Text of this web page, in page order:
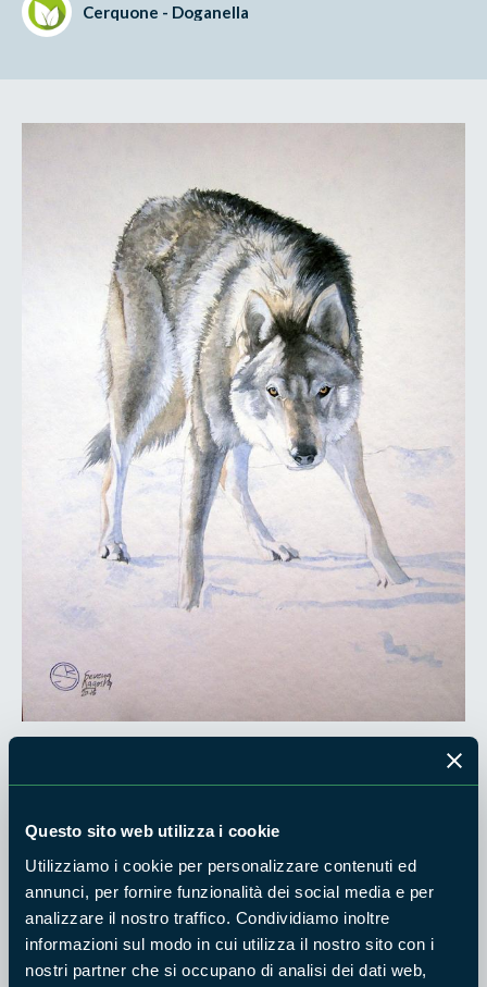
Questo sito web utilizza i cookie
Utilizziamo i cookie per personalizzare contenuti ed
annunci, per fornire funzionalità dei social media e per
analizzare il nostro traffico. Condividiamo inoltre
informazioni sul modo in cui utilizza il nostro sito con i
nostri partner che si occupano di analisi dei dati web,
Cerquone - Doganella
contesto considerando la frammentazione degli habitat
naturali, ci si può imbattere con facilità in incontri o
avvistamenti ravvicinati con esemplari della fauna selvatica.
La prima raccomandazione quando ci imbattiamo in incontri
con gli animali selvatici, è sempre quella di mantenere la